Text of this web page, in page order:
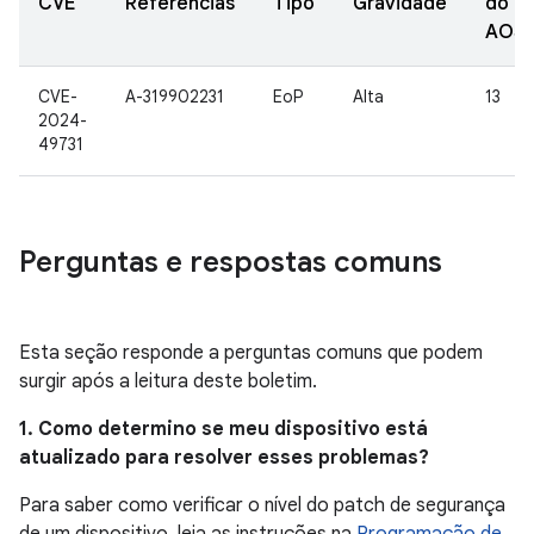
CVE-
2024-
49731
A-319902231 EoP Alta 13
Perguntas e respostas comuns
Esta seção responde a perguntas comuns que podem
surgir após a leitura deste boletim.
1. Como determino se meu dispositivo está
atualizado para resolver esses problemas?
Para saber como verificar o nível do patch de segurança